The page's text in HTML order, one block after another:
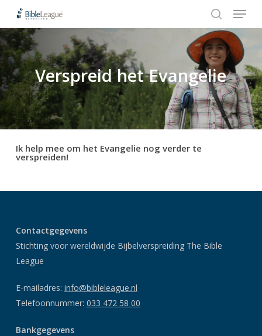
main
content
Hit enter to search or ESC to close
search
Menu
Verspreid het Evangelie
Ik help mee om het Evangelie nog verder te
verspreiden!
Contactgegevens
Stichting voor wereldwijde Bijbelverspreiding The Bible
League
E-mailadres: info@bibleleague.nl
Telefoonnummer: 033 472 58 00
Bankgegevens
Close
Menu